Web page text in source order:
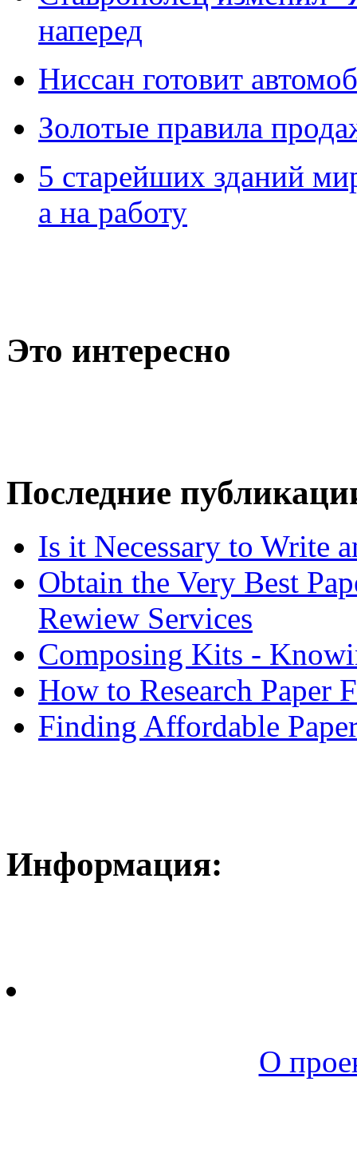
наперед
Ниссан готовит
Зoлoтые прaвилa
5 старейших зданий
а на работу
Это интересно
Последние
Is it Necessary to Write
Obtain the Very Best
Rewiew Services
Composing Kits -
How to Research Paper
Finding Affordable
Информация:
О